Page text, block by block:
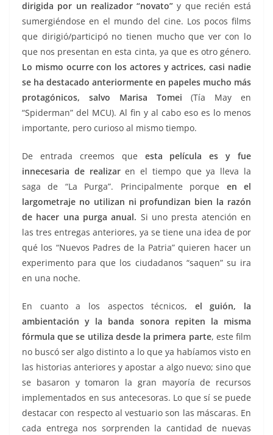
dirigida por un realizador “novato” y que recién está
sumergiéndose en el mundo del cine. Los pocos films
que dirigió/participó no tienen mucho que ver con lo
que nos presentan en esta cinta, ya que es otro género.
Lo mismo ocurre con los actores y actrices, casi nadie
se ha destacado anteriormente en papeles mucho más
protagónicos, salvo Marisa Tomei (Tía May en
“Spiderman” del MCU). Al fin y al cabo eso es lo menos
importante, pero curioso al mismo tiempo.
De entrada creemos que esta película es y fue
innecesaria de realizaren el tiempo que ya lleva la
saga de “La Purga”. Principalmente porque en el
largometraje no utilizan ni profundizan bien la razón
de hacer una purga anual. Si uno presta atención en
las tres entregas anteriores, ya se tiene una idea de por
qué los “Nuevos Padres de la Patria” quieren hacer un
experimento para que los ciudadanos “saquen” su ira
en una noche.
En cuanto a los aspectos técnicos, el guión, la
ambientación y la banda sonora repiten la misma
fórmula que se utiliza desde la primera parte, este film
no buscó ser algo distinto a lo que ya habíamos visto en
las historias anteriores y apostar a algo nuevo; sino que
se basaron y tomaron la gran mayoría de recursos
implementados en sus antecesoras. Lo que sí se puede
destacar con respecto al vestuario son las máscaras. En
cada entrega nos sorprenden la cantidad de nuevas